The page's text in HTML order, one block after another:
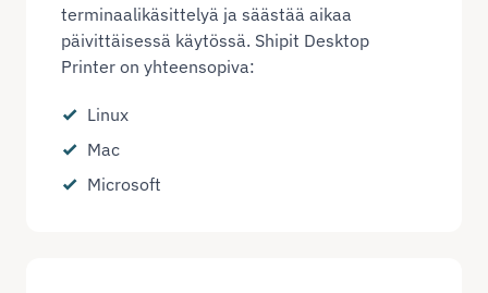
terminaalikäsittelyä ja säästää aikaa
päivittäisessä käytössä. Shipit Desktop
Printer on yhteensopiva:
Linux
Mac
Microsoft